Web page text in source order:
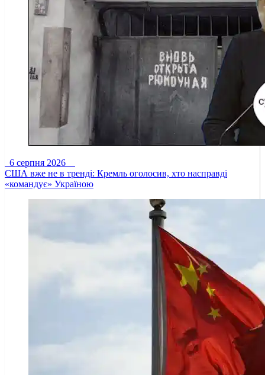
6 серпня 2026
США вже не в тренді: Кремль оголосив, хто насправді
«командує» Україною